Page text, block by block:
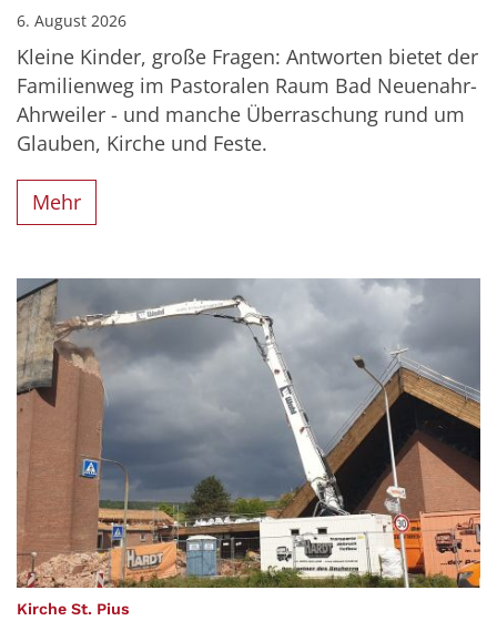
6. August 2026
Kleine Kinder, große Fragen: Antworten bietet der
Familienweg im Pastoralen Raum Bad Neuenahr-
Ahrweiler - und manche Überraschung rund um
Glauben, Kirche und Feste.
Mehr
Kirche St. Pius